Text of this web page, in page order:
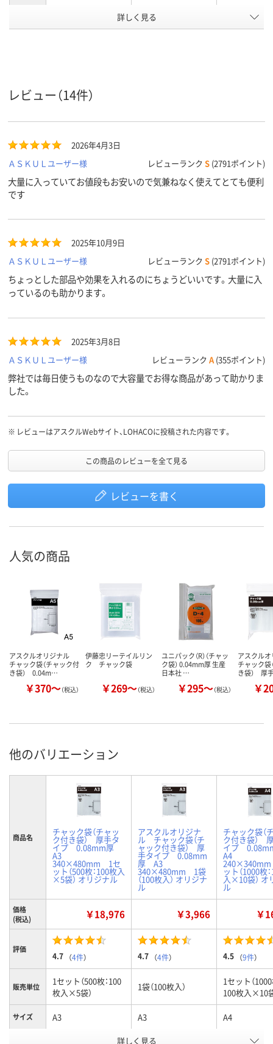
ン、LDPE（ツルツル
ポリエチレン、
LDPE（ツルツルタイ
低密度ポリ
ン、LDPE（ツ
商品環境
25
詳しく見る
レビュー（14件）
2026年4月3日
ＡＳＫＵＬユーザー様
レビューランク S (2791ポイント)
大量に入っていてお値段もお安いので気兼ねなく使えてとても便利
です
2025年10月9日
ＡＳＫＵＬユーザー様
レビューランク S (2791ポイント)
ちょっとした部品や効果を入れるのにちょうどいいです。大量に入
っているのも助かります。
2025年3月8日
ＡＳＫＵＬユーザー様
レビューランク A (355ポイント)
弊社では毎日使うものなので大容量でお得な商品があって助かりま
した。
※ レビューはアスクルWebサイト、LOHACOに投稿された内容です。
この商品のレビューを全て見る
レビューを書く
人気の商品
アスクルオリジナル
チャック袋（チャック付
き袋） 0.04m…
￥370～（税込）
伊藤忠リーテイルリン
ク チャック袋
￥269～（税込）
ユニパック（R）（チャッ
ク袋） 0.04mm厚 生産
日本社 …
￥295～（税込）
アスクル
チャック袋
き袋） 厚
￥
他のバリエーション
商品名 チャック袋（チャッ
ク付き袋） 厚手タ
イプ 0.08mm厚
A3
340×480mm 1セ
ット（500枚：100枚入
×5袋） オリジナル
アスクルオリジナ
ル チャック袋（チ
ャック付き袋） 厚
手タイプ 0.08mm
厚 A3
340×480mm 1袋
（100枚入） オリジナ
ル
チャック袋（
ク付き袋）
イプ
A4
ット（1000枚
入×10袋） オ
ル
価格
(税込)
￥18,976 ￥3,966 ￥
評価
4.7 （4件） 4.7 （4件） 4.5 （9件）
販売単位
1セット（500枚：100
枚入×5袋）
1袋（100枚入）
1セット（1000
100枚入×10
サイズ A3 A3 A4
詳しく見る